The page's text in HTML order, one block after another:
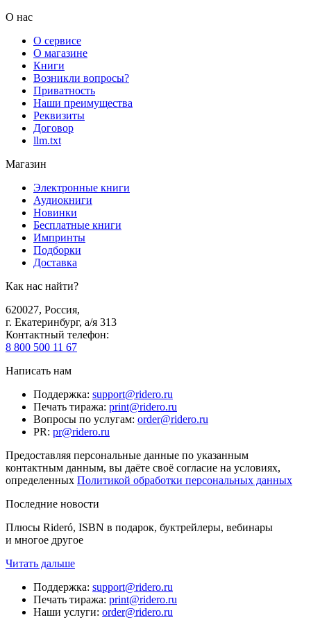
О нас
О сервисе
О магазине
Книги
Возникли вопросы?
Приватность
Наши преимущества
Реквизиты
Договор
llm.txt
Магазин
Электронные книги
Аудиокниги
Новинки
Бесплатные книги
Импринты
Подборки
Доставка
Как нас найти?
620027, Россия,
г. Екатеринбург, а/я 313
Контактный телефон:
8 800 500 11 67
Написать нам
Поддержка: support@ridero.ru
Печать тиража: print@ridero.ru
Вопросы по услугам: order@ridero.ru
PR: pr@ridero.ru
Предоставляя персональные данные по указанным
контактным данным, вы даёте своё согласие на условиях,
определенных Политикой обработки персональных данных
Последние новости
Плюсы Rideró, ISBN в подарок, буктрейлеры, вебинары
и многое другое
Читать дальше
Поддержка: support@ridero.ru
Печать тиража: print@ridero.ru
Наши услуги: order@ridero.ru